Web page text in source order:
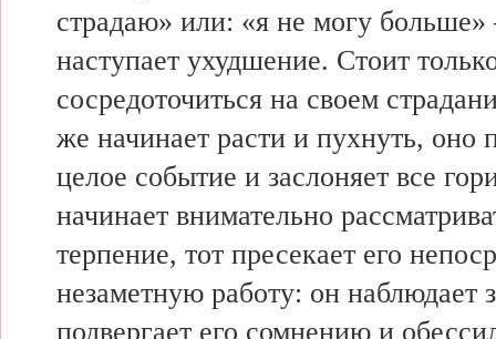
страдаю» или: «я не могу
наступает ухудшение. Стоит
сосредоточиться на своем
же начинает расти и пухнуть, оно
целое событие и заслоняет все
начинает внимательно
терпение, тот пресекает его
незаметную работу: он наблюдает
подвергает его сомнению и